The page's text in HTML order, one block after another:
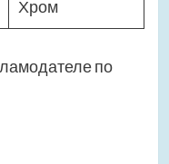
Хром
по